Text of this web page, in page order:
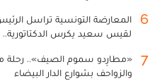
6
المعارضة التونسية تراسل
لقيس سعيد يكرس
7
«مطارِدو سموم الصيف».. رحلة
والزواحف بشوارع الدار البيضاء